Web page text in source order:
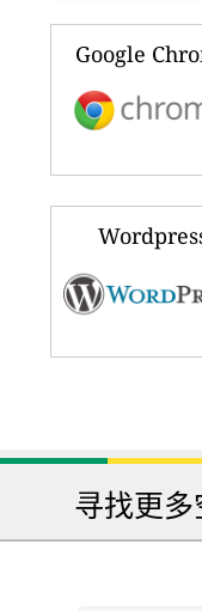
Google
寻找更多